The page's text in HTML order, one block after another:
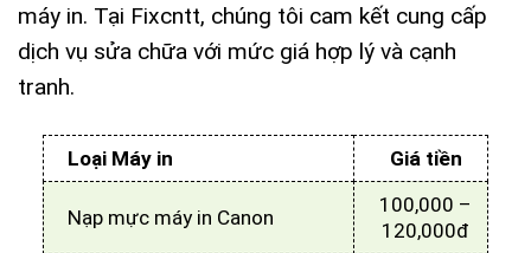
máy in. Tại Fixcntt, chúng tôi cam kết cung cấp
dịch vụ sửa chữa với mức giá hợp lý và cạnh
tranh.
Loại Máy in Giá tiền
Nạp mực máy in Canon
100,000 –
120,000đ